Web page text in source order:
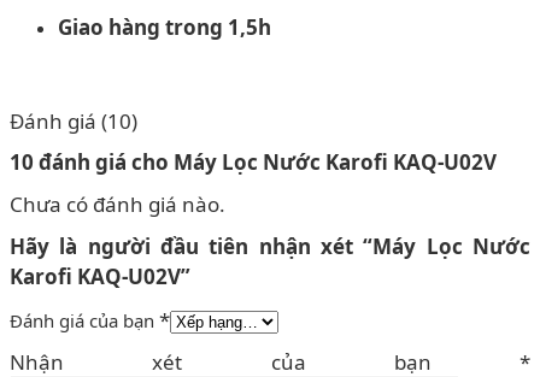
Giao hàng trong 1,5h
Đánh giá (10)
10 đánh giá cho Máy Lọc Nước Karofi KAQ-U02V
Chưa có đánh giá nào.
Hãy là người đầu tiên nhận xét “Máy Lọc Nước
Karofi KAQ-U02V”
Đánh giá của bạn *
Nhận xét của bạn *